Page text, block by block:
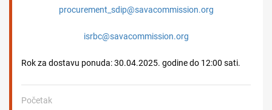
procurement_sdip@savacommission.org
isrbc@savacommission.org
Rok za dostavu ponuda: 30.04.2025. godine do 12:00 sati.
Početak